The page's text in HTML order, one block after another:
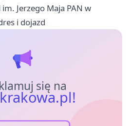
Jerzego Maja PAN w
i dojazd
się na